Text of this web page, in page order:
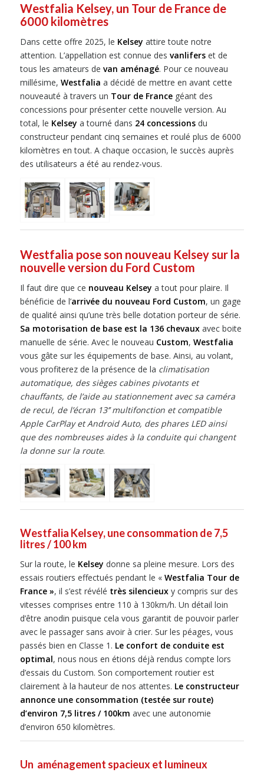
Westfalia Kelsey, un Tour de France de
6000 kilomètres
Dans cette offre 2025, le Kelsey attire toute notre
attention. L’appellation est connue des vanliferset de
tous les amateurs de van aménagé. Pour ce nouveau
millésime, Westfalia a décidé de mettre en avant cette
nouveauté à travers un Tour de Francegéant des
concessions pour présenter cette nouvelle version. Au
total, le Kelsey a tourné dans 24 concessionsdu
constructeur pendant cinq semaines et roulé plus de 6000
kilomètres en tout. A chaque occasion, le succès auprès
des utilisateurs a été au rendez-vous.
Westfalia pose son nouveau Kelsey sur la
nouvelle version du Ford Custom
Il faut dire que ce nouveau Kelsey a tout pour plaire. Il
bénéficie de l’arrivée du nouveau Ford Custom, un gage
de qualité ainsi qu’une très belle dotation porteur de série.
Sa motorisation de base est la 136 chevauxavec boite
manuelle de série. Avec le nouveau Custom, Westfalia
vous gâte sur les équipements de base. Ainsi, au volant,
vous profiterez de la présence de la climatisation
automatique, des sièges cabines pivotants et
chauffants, de l’aide au stationnement avec sa caméra
de recul, de l’écran 13’’ multifonction et compatible
Apple CarPlay et Android Auto, des phares LED ainsi
que des nombreuses aides à la conduite qui changent
la donne sur la route.
Westfalia Kelsey, une consommation de 7,5
litres / 100 km
Sur la route, le Kelsey donne sa pleine mesure. Lors des
essais routiers effectués pendant le «Westfalia Tour de
France », il s’est révélé très silencieuxy compris sur des
vitesses comprises entre 110 à 130km/h. Un détail loin
d’être anodin puisque cela vous garantit de pouvoir parler
avec le passager sans avoir à crier. Sur les péages, vous
passés bien en Classe 1. Le confort de conduite est
optimal, nous nous en étions déjà rendus compte lors
d’essais du Custom. Son comportement routier est
clairement à la hauteur de nos attentes. Le constructeur
annonce une consommation (testée sur route)
d’environ 7,5 litres / 100km avec une autonomie
d’environ 650 kilomètres.
Un aménagement spacieux et lumineux